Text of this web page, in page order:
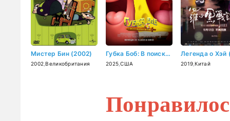
Мистер Бин (2002)
2002 ,Великобритания
Губка Боб: В поисках квадратных штанов (2025)
2025 ,США 2019 ,Китай